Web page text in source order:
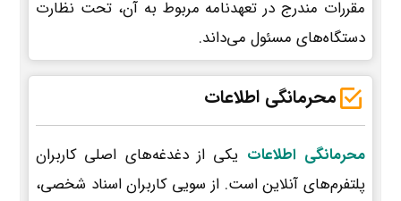
مقررات مندرج در تعهدنامه مربوط به آن، تحت نظارت
دستگاه‌های مسئول می‌داند.
محرمانگی اطلاعات
محرمانگی اطلاعات یکی از دغدغه‌های اصلی کاربران
پلتفرم‌های آنلاین است. از سویی کاربران اسناد شخصی،